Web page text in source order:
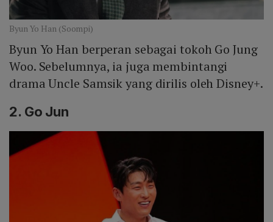
Byun Yo Han (Soompi)
Byun Yo Han berperan sebagai tokoh Go Jung
Woo. Sebelumnya, ia juga membintangi
drama Uncle Samsik yang dirilis oleh Disney+.
2. Go Jun